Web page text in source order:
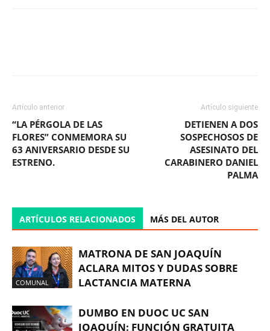
Artículo anterior
“LA PÉRGOLA DE LAS
FLORES” CONMEMORA SU
63 ANIVERSARIO DESDE SU
ESTRENO.
Artículo siguiente
DETIENEN A DOS
SOSPECHOSOS DE
ASESINATO DEL
CARABINERO DANIEL
PALMA
ARTÍCULOS RELACIONADOS MÁS DEL AUTOR
COMUNAL
MATRONA DE SAN JOAQUÍN
ACLARA MITOS Y DUDAS SOBRE
LACTANCIA MATERNA
DUMBO EN DUOC UC SAN
JOAQUÍN: FUNCIÓN GRATUITA